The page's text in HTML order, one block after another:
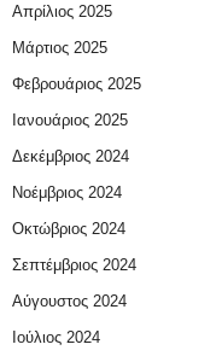
Απρίλιος 2025
Μάρτιος 2025
Φεβρουάριος 2025
Ιανουάριος 2025
Δεκέμβριος 2024
Νοέμβριος 2024
Οκτώβριος 2024
Σεπτέμβριος 2024
Αύγουστος 2024
Ιούλιος 2024